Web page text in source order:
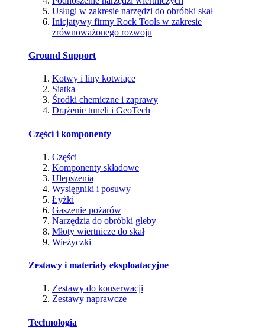
Usługi w zakresie narzędzi do obróbki skał
Inicjatywy firmy Rock Tools w zakresie
zrównoważonego rozwoju
Ground Support
Kotwy i liny kotwiące
Siatka
Środki chemiczne i zaprawy
Drążenie tuneli i GeoTech
Części i komponenty
Części
Komponenty składowe
Ulepszenia
Wysięgniki i posuwy
Łyżki
Gaszenie pożarów
Narzędzia do obróbki gleby
Młoty wiertnicze do skał
Wieżyczki
Zestawy i materiały eksploatacyjne
Zestawy do konserwacji
Zestawy naprawcze
Technologia